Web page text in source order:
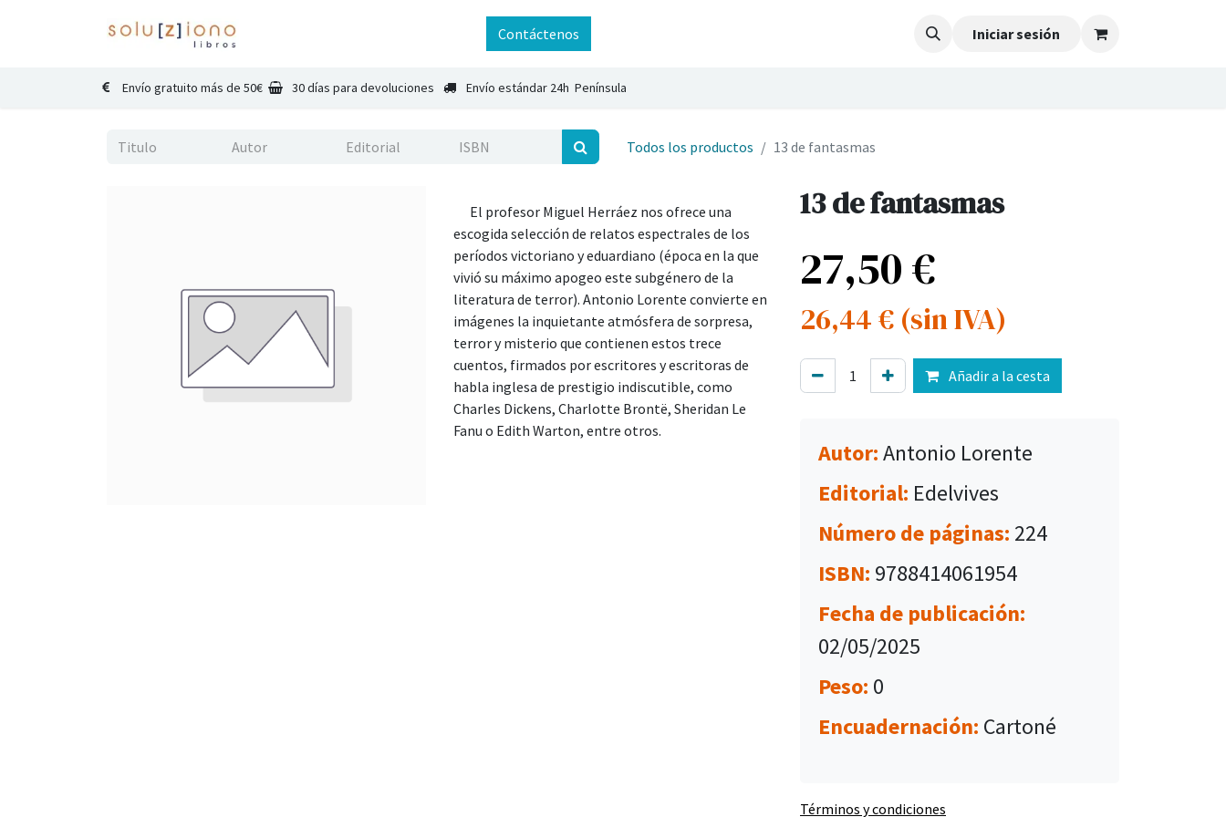
Contáctenos Iniciar sesión
Envío gratuito más de 50€ 30 días para devoluciones Envío estándar 24h Península
Todos los productos 13 de fantasmas
El profesor Miguel Herráez nos ofrece una
escogida selección de relatos espectrales de los
períodos victoriano y eduardiano (época en la que
vivió su máximo apogeo este subgénero de la
literatura de terror). Antonio Lorente convierte en
imágenes la inquietante atmósfera de sorpresa,
terror y misterio que contienen estos trece
cuentos, firmados por escritores y escritoras de
habla inglesa de prestigio indiscutible, como
Charles Dickens, Charlotte Brontë, Sheridan Le
Fanu o Edith Warton, entre otros.
13 de fantasmas
27,50€
26,44€ (sin IVA)
Añadir a la cesta
Autor:Antonio Lorente
Editorial: Edelvives
Número de páginas: 224
ISBN: 9788414061954
Fecha de publicación:
02/05/2025
Peso: 0
Encuadernación: Cartoné
Términos y condiciones